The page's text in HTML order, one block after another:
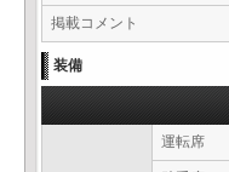
掲載コメント
装備
運転席